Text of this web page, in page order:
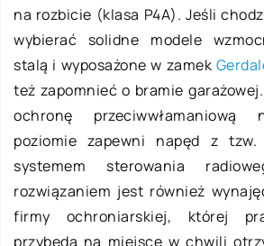
na rozbicie (klasa P4A). Jeśli
wybierać solidne modele
stalą i wyposażone w zamek
też zapomnieć o bramie
ochronę przeciwwłamaniową
poziomie zapewni napęd z tzw.
systemem sterowania
rozwiązaniem jest również
firmy ochroniarskiej, której
przybędą na miejsce w chwili